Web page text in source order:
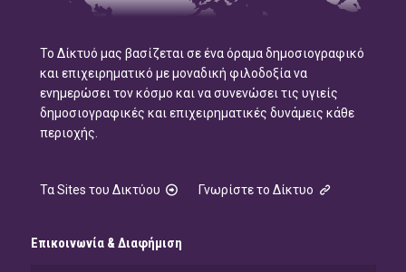
Το Δίκτυό μας βασίζεται σε ένα όραμα δημοσιογραφικό
και επιχειρηματικό με μοναδική φιλοδοξία να
ενημερώσει τον κόσμο και να συνενώσει τις υγιείς
δημοσιογραφικές και επιχειρηματικές δυνάμεις κάθε
περιοχής.
Τα Sites του Δικτύου Γνωρίστε το Δίκτυο
Επικοινωνία & Διαφήμιση